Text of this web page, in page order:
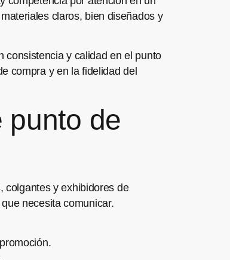
claros, bien diseñados y
consistencia y calidad en el punto
compra y en la fidelidad del
punto de
colgantes y exhibidores de
necesita comunicar.